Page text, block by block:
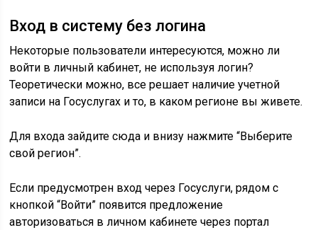
Вход в систему без логина
Некоторые пользователи интересуются, можно ли
войти в личный кабинет, не используя логин?
Теоретически можно, все решает наличие учетной
записи на Госуслугах и то, в каком регионе вы живете.
Для входа зайдите сюда и внизу нажмите “Выберите
свой регион”.
Если предусмотрен вход через Госуслуги, рядом с
кнопкой “Войти” появится предложение
авторизоваться в личном кабинете через портал